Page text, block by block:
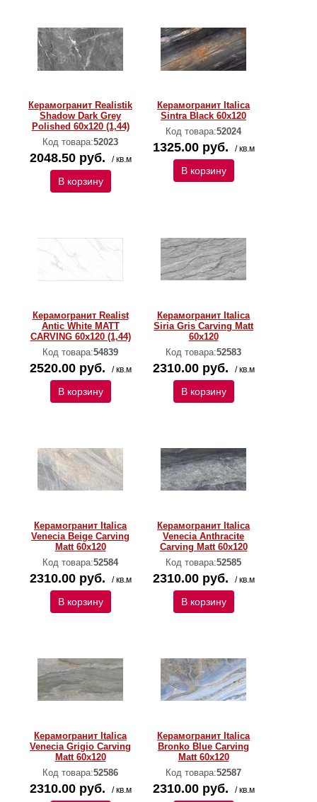
Керамогранит Realistik
Shadow Dark Grey
Polished 60x120 (1,44)
Код товара:52023
2048.50 руб. / кв.м
В корзину
Керамогранит Italica
Sintra Black 60x120
Код товара:52024
1325.00 руб. / кв.м
В корзину
Керамогранит Realist
Antic White MATT
CARVING 60x120 (1,44)
Код товара:54839
2520.00 руб. / кв.м
В корзину
Керамогранит Italica
Siria Gris Carving Matt
60x120
Код товара:52583
2310.00 руб. / кв.м
В корзину
Керамогранит Italica
Venecia Beige Carving
Matt 60x120
Код товара:52584
2310.00 руб. / кв.м
В корзину
Керамогранит Italica
Venecia Anthracite
Carving Matt 60x120
Код товара:52585
2310.00 руб. / кв.м
В корзину
Керамогранит Italica
Venecia Grigio Carving
Matt 60x120
Код товара:52586
2310.00 руб. / кв.м
Керамогранит Italica
Bronko Blue Carving
Matt 60x120
Код товара:52587
2310.00 руб. / кв.м